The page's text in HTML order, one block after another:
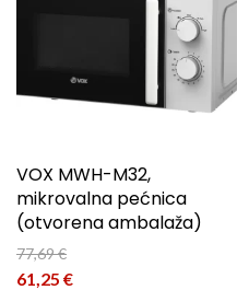
VOX MWH-M32,
mikrovalna pećnica
(otvorena ambalaža)
77,69€
Izvorna cijena bila je: 77,69 €.
61,25 €